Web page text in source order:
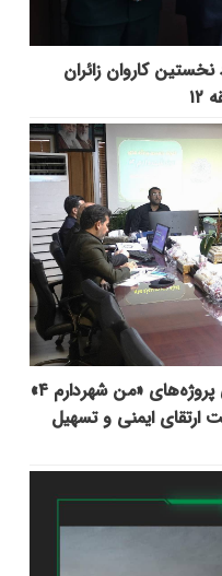
نخستین کاروان زائران
تداوم عملیات اجرایی پروژه‌های «من شهردارم ۴»
محوریت ارتقای ایمنی و تسهیل